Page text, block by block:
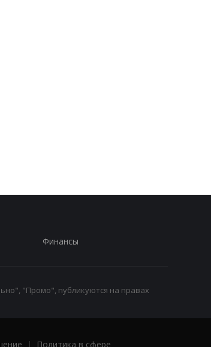
Финансы
"Промо", публикуются на правах
| Политика в сфере